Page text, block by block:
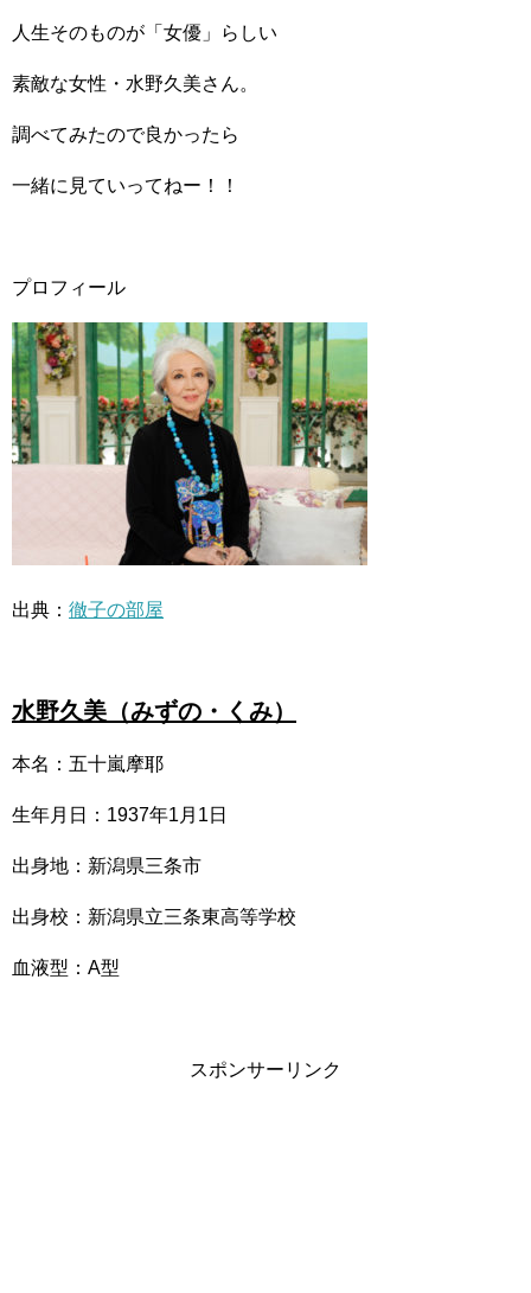
人生そのものが「女優」らしい
素敵な女性・水野久美さん。
調べてみたので良かったら
一緒に見ていってねー！！
プロフィール
出典： 徹子の部屋
水野久美（みずの・くみ）
本名：五十嵐摩耶
生年月日：1937年1月1日
出身地：新潟県三条市
出身校：新潟県立三条東高等学校
血液型：A型
スポンサーリンク